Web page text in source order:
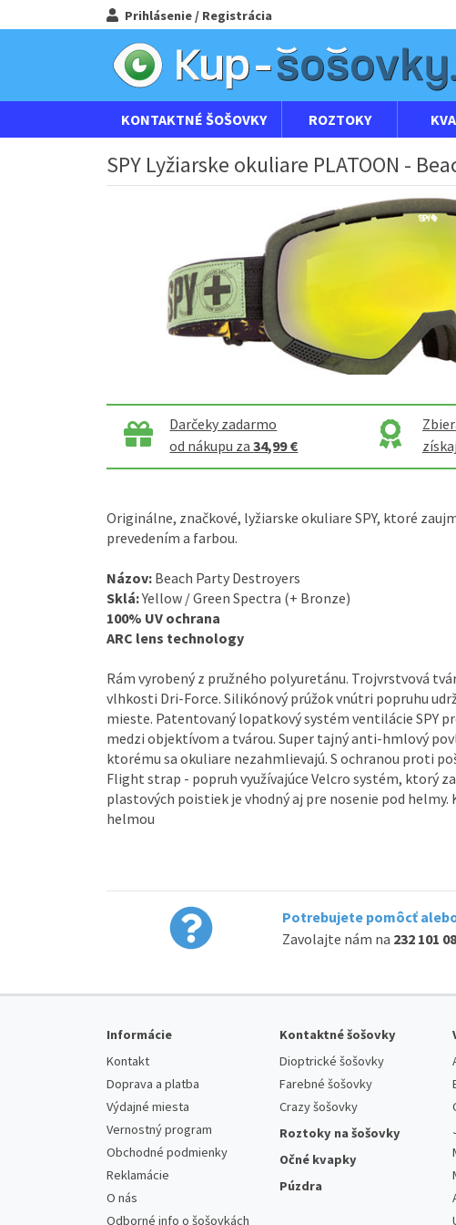
Prihlásenie / Registrácia
KONTAKTNÉ ŠOŠOVKY ROZTOKY
SPY Lyžiarske okuliare PLATOON -
Darčeky zadarmo
od nákupu za34,99 €
Originálne, značkové, lyžiarske okuliare SPY, ktoré
prevedením a farbou.
Názov: Beach Party Destroyers
Sklá:Yellow / Green Spectra (+ Bronze)
100% UV ochrana
ARC lens technology
Rám vyrobený z pružného polyuretánu. Trojvrstvová
vlhkosti Dri-Force. Silikónový prúžok vnútri popruhu
mieste. Patentovaný lopatkový systém ventilácie SPY
medzi objektívom a tvárou. Super tajný anti-hmlový
ktorému sa okuliare nezahmlievajú. S ochranou proti
Flight strap - popruh využívajúce Velcro systém, ktorý
plastových poistiek je vhodný aj pre nosenie pod
helmou
Potrebujete pomôcť
Zavolajte nám na 232 101
Informácie
Kontakt
Doprava a platba
Výdajné miesta
Vernostný program
Obchodné podmienky
Reklamácie
O nás
Odborné info o šošovkách
Kontaktné šošovky
Dioptrické šošovky
Farebné šošovky
Crazy šošovky
Roztoky na šošovky
Očné kvapky
Púzdra